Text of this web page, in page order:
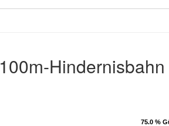
100m-
75.0 %
75.0 %